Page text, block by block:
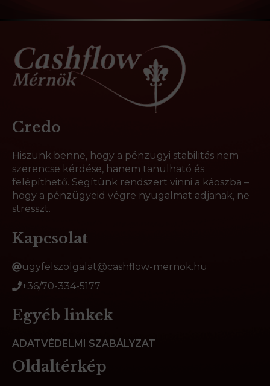
Credo
Hiszünk benne, hogy a pénzügyi stabilitás nem
szerencse kérdése, hanem tanulható és
felépíthető. Segítünk rendszert vinni a káoszba –
hogy a pénzügyeid végre nyugalmat adjanak, ne
stresszt.
Kapcsolat
ugyfelszolgalat@cashflow-mernok.hu
+36/70-334-5177
Egyéb linkek
ADATVÉDELMI SZABÁLYZAT
Oldaltérkép